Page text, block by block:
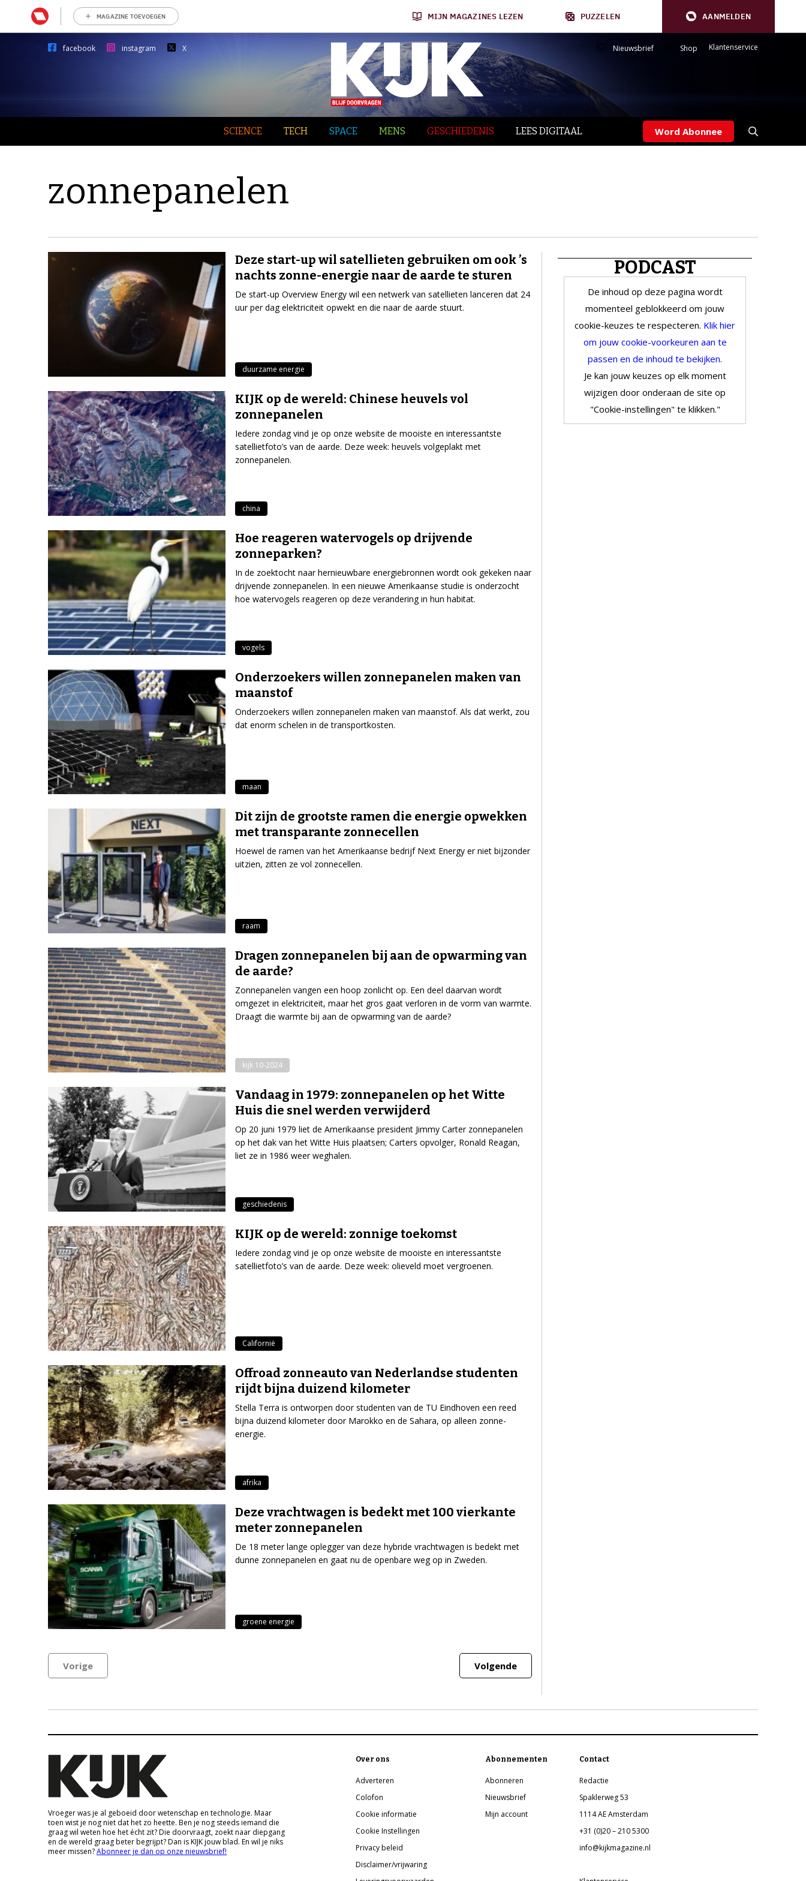
MAGAZINE TOEVOEGEN MIJN MAGAZINES LEZEN PUZZELEN AANMELDEN
facebook instagram X Nieuwsbrief Shop Klantenservice
SCIENCE TECH SPACE MENS GESCHIEDENIS LEES DIGITAAL Word Abonnee
zonnepanelen
Deze start-up wil satellieten gebruiken om ook ’s
nachts zonne-energie naar de aarde te sturen
De start-up Overview Energy wil een netwerk van satellieten lanceren dat 24
uur per dag elektriciteit opwekt en die naar de aarde stuurt.
duurzame energie
KIJK op de wereld: Chinese heuvels vol
zonnepanelen
Iedere zondag vind je op onze website de mooiste en interessantste
satellietfoto’s van de aarde. Deze week: heuvels volgeplakt met
zonnepanelen.
china
Hoe reageren watervogels op drijvende
zonneparken?
In de zoektocht naar hernieuwbare energiebronnen wordt ook gekeken naar
drijvende zonnepanelen. In een nieuwe Amerikaanse studie is onderzocht
hoe watervogels reageren op deze verandering in hun habitat.
vogels
Onderzoekers willen zonnepanelen maken van
maanstof
Onderzoekers willen zonnepanelen maken van maanstof. Als dat werkt, zou
dat enorm schelen in de transportkosten.
maan
Dit zijn de grootste ramen die energie opwekken
met transparante zonnecellen
Hoewel de ramen van het Amerikaanse bedrijf Next Energy er niet bijzonder
uitzien, zitten ze vol zonnecellen.
raam
Dragen zonnepanelen bij aan de opwarming van
de aarde?
Zonnepanelen vangen een hoop zonlicht op. Een deel daarvan wordt
omgezet in elektriciteit, maar het gros gaat verloren in de vorm van warmte.
Draagt die warmte bij aan de opwarming van de aarde?
kijk 10-2024
Vandaag in 1979: zonnepanelen op het Witte
Huis die snel werden verwijderd
Op 20 juni 1979 liet de Amerikaanse president Jimmy Carter zonnepanelen
op het dak van het Witte Huis plaatsen; Carters opvolger, Ronald Reagan,
liet ze in 1986 weer weghalen.
geschiedenis
KIJK op de wereld: zonnige toekomst
Iedere zondag vind je op onze website de mooiste en interessantste
satellietfoto’s van de aarde. Deze week: olieveld moet vergroenen.
Californië
Offroad zonneauto van Nederlandse studenten
rijdt bijna duizend kilometer
Stella Terra is ontworpen door studenten van de TU Eindhoven een reed
bijna duizend kilometer door Marokko en de Sahara, op alleen zonne-
energie.
afrika
Deze vrachtwagen is bedekt met 100 vierkante
meter zonnepanelen
De 18 meter lange oplegger van deze hybride vrachtwagen is bedekt met
dunne zonnepanelen en gaat nu de openbare weg op in Zweden.
groene energie
Vorige Volgende
PODCAST
De inhoud op deze pagina wordt
momenteel geblokkeerd om jouw
cookie-keuzes te respecteren. Klik hier
om jouw cookie-voorkeuren aan te
passen en de inhoud te bekijken.
Je kan jouw keuzes op elk moment
wijzigen door onderaan de site op
"Cookie-instellingen" te klikken."
Vroeger was je al geboeid door wetenschap en technologie. Maar
toen wist je nog niet dat het zo heette. Ben je nog steeds iemand die
graag wil weten hoe het écht zit? Die doorvraagt, zoekt naar diepgang
en de wereld graag beter begrijpt? Dan is KIJK jouw blad. En wil je niks
meer missen?Abonneer je dan op onze nieuwsbrief!
Over ons
Adverteren
Colofon
Cookie informatie
Cookie Instellingen
Privacy beleid
Disclaimer/vrijwaring
Abonnementen
Abonneren
Nieuwsbrief
Mijn account
Contact
Redactie
Spaklerweg 53
1114 AE Amsterdam
+31 (0)20 – 210 5300
info@kijkmagazine.nl